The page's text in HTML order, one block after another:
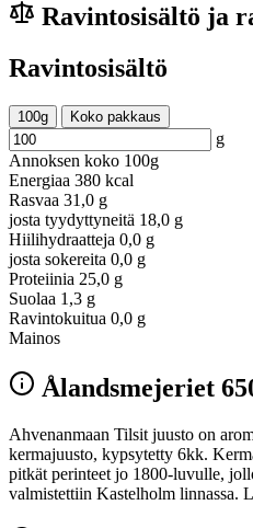
Ravintosisältö ja
Ravintosisältö
100g Koko pakkaus
g
Annoksen koko 100g
Energiaa 380 kcal
Rasvaa 31,0 g
josta tyydyttyneitä 18,0 g
Hiilihydraatteja 0,0 g
josta sokereita 0,0 g
Proteiinia 25,0 g
Suolaa 1,3 g
Ravintokuitua 0,0 g
Mainos
Ålandsmejeriet
Ahvenanmaan Tilsit juusto on
kermajuusto, kypsytetty 6kk.
pitkät perinteet jo 1800-luvulle,
valmistettiin Kastelholm linnassa.